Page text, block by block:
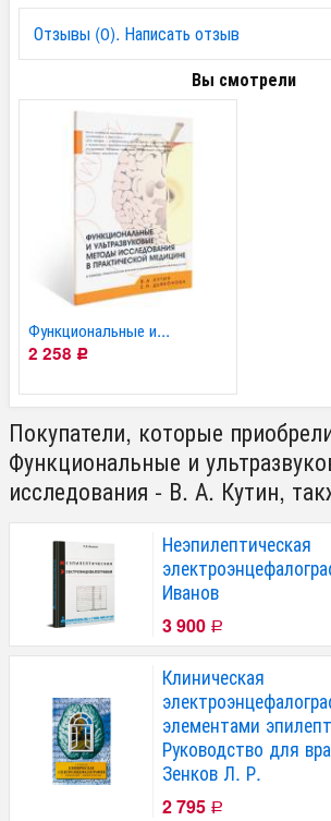
Отзывы (0). Написать отзыв
Вы смотрели
Функциональные и...
2 258 Р
Покупатели, которые
Функциональные и
исследования - В. А. Кутин,
Неэпилептическая
Иванов
3 900 Р
Клиническая
элементами
Руководство для
Зенков Л. Р.
2 795 Р